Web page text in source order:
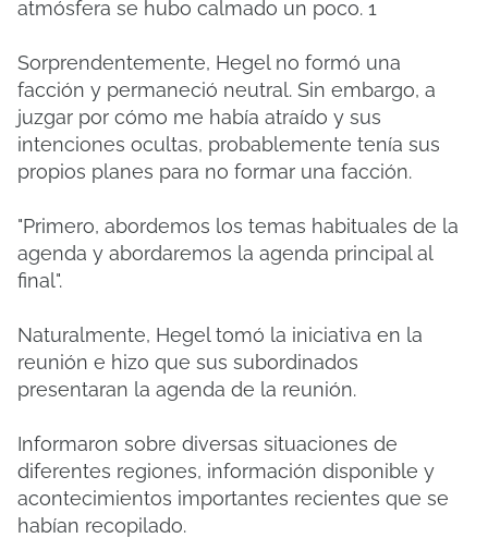
atmósfera se hubo calmado un poco. 1
Sorprendentemente, Hegel no formó una
facción y permaneció neutral. Sin embargo, a
juzgar por cómo me había atraído y sus
intenciones ocultas, probablemente tenía sus
propios planes para no formar una facción.
"Primero, abordemos los temas habituales de la
agenda y abordaremos la agenda principal al
final".
Naturalmente, Hegel tomó la iniciativa en la
reunión e hizo que sus subordinados
presentaran la agenda de la reunión.
Informaron sobre diversas situaciones de
diferentes regiones, información disponible y
acontecimientos importantes recientes que se
habían recopilado.